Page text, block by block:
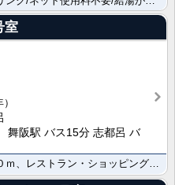
室
舞阪駅 バス15分 志都呂 バ
”アライブ管理物件”イオンまで４００ｍ、レストラン・ショッピング施設が周辺にた～くさん有ります。公園･･･